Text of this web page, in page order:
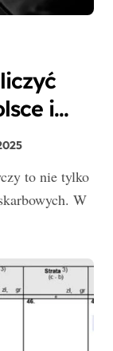
i
W